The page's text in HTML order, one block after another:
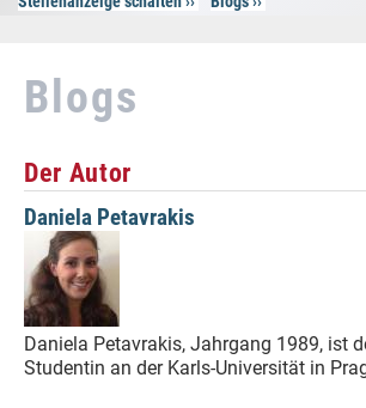
Online
Blogs
Der Autor
Daniela Petavrakis
Daniela Petavrakis, Jahrgang 1989, ist
Studentin an der Karls-Universität in